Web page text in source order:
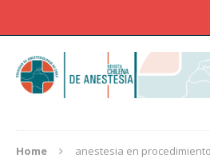
Home anestesia en